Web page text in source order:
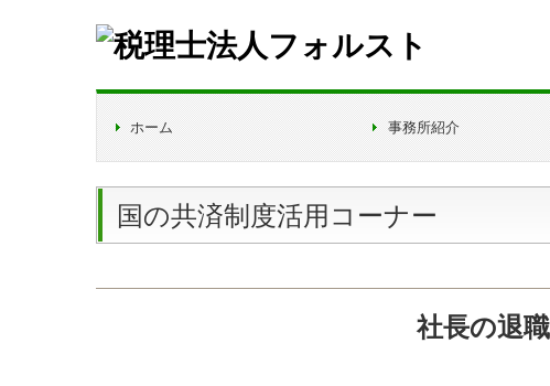
ホーム 事務所紹介
国の共済制度活用コーナー
社長の退